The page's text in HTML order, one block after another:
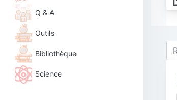
Q & A
Outils
Bibliothèque
Science